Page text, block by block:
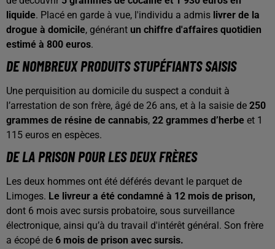
liquide. Placé en garde à vue, l'individu a admis livrer de la
drogue à domicile, générant un chiffre d'affaires quotidien
estimé à 800 euros.
DE NOMBREUX PRODUITS STUPÉFIANTS SAISIS
Une perquisition au domicile du suspect a conduit à
l’arrestation de son frère, âgé de 26 ans, et à la saisie de 250
grammes de résine de cannabis, 22 grammes d’herbe et 1
115 euros en espèces.
DE LA PRISON POUR LES DEUX FRÈRES
Les deux hommes ont été déférés devant le parquet de
Limoges. Le livreur a été condamné à 12 mois de prison,
dont 6 mois avec sursis probatoire, sous surveillance
électronique, ainsi qu’à du travail d'intérêt général. Son frère
a écopé de 6 mois de prison avec sursis.